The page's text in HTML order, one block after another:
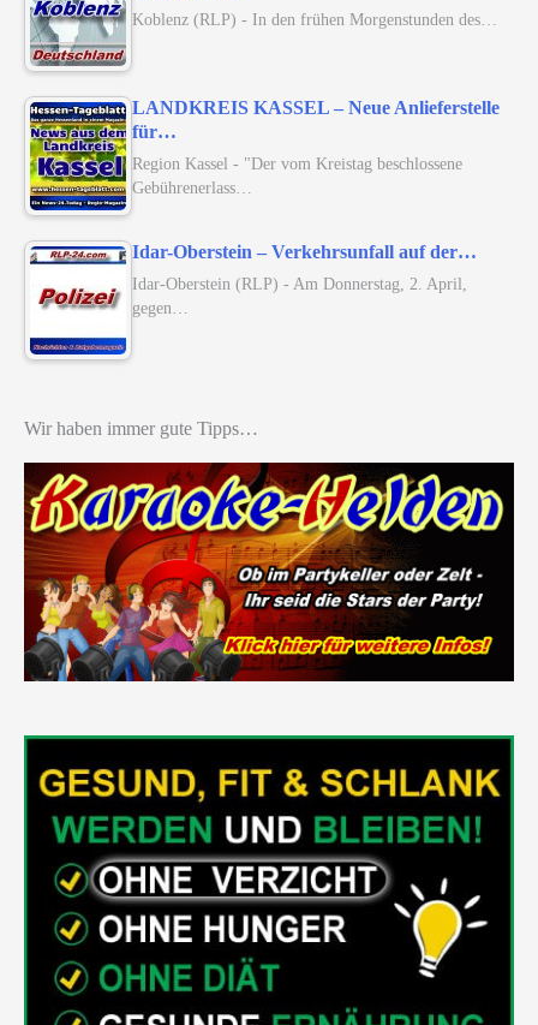
Koblenz (RLP) - In den frühen Morgenstunden des…
LANDKREIS KASSEL – Neue Anlieferstelle
für…
Region Kassel - "Der vom Kreistag beschlossene
Gebührenerlass…
Idar-Oberstein – Verkehrsunfall auf der…
Idar-Oberstein (RLP) - Am Donnerstag, 2. April,
gegen…
Wir haben immer gute Tipps…